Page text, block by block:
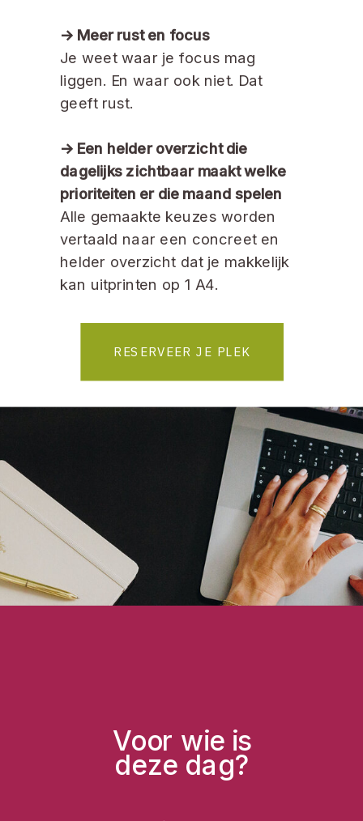
-> Meer rust en focus
Je weet waar je focus mag
liggen. En waar ook niet. Dat
geeft rust.
-> Een helder overzicht die
dagelijks zichtbaar maakt welke
prioriteiten er die maand spelen
Alle gemaakte keuzes worden
vertaald naar een concreet en
helder overzicht dat je makkelijk
kan uitprinten op 1 A4.
RESERVEER JE PLEK
Voor wie is
deze dag?